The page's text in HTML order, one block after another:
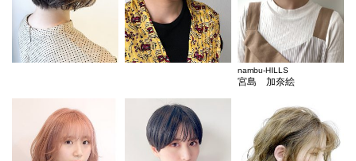
nambu-HILLS
宮島 加奈絵